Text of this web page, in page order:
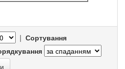
| Сортування